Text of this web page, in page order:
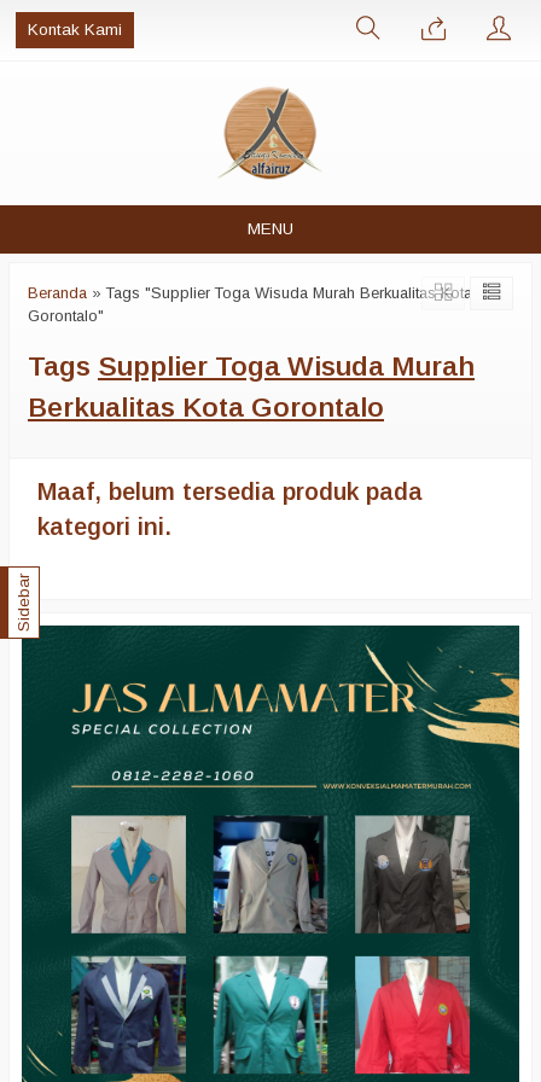
Kontak Kami
MENU
Beranda »Tags "Supplier Toga Wisuda Murah Berkualitas Kota
Gorontalo"
Tags Supplier Toga Wisuda Murah
Berkualitas Kota Gorontalo
Maaf, belum tersedia produk pada
kategori ini.
Sidebar